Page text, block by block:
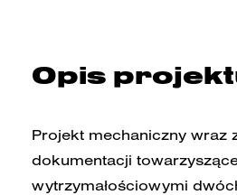
Opis
Projekt mechaniczny wraz
dokumentacji
wytrzymałościowymi